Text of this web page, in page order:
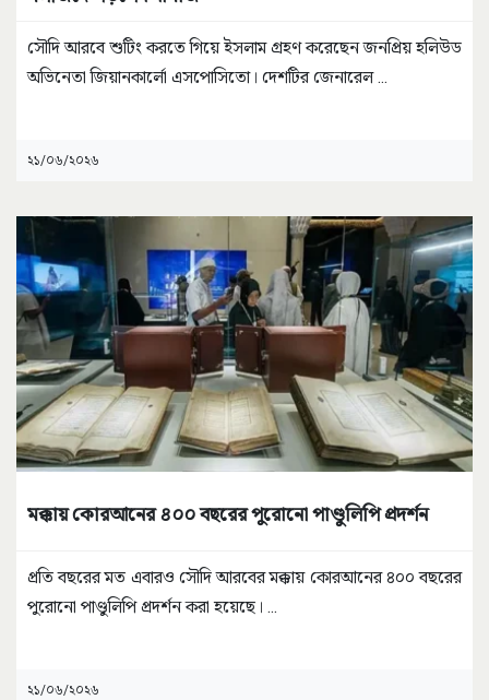
সৌদি আরবে শুটিং করতে গিয়ে ইসলাম গ্রহণ করেছেন জনপ্রিয় হলিউড
অভিনেতা জিয়ানকার্লো এসপোসিতো। দেশটির জেনারেল ...
২১/০৬/২০২৬
মক্কায় কোরআনের ৪০০ বছরের পুরোনো পাণ্ডুলিপি প্রদর্শন
প্রতি বছরের মত এবারও সৌদি আরবের মক্কায় কোরআনের ৪০০ বছরের
পুরোনো পাণ্ডুলিপি প্রদর্শন করা হয়েছে। ...
২১/০৬/২০২৬